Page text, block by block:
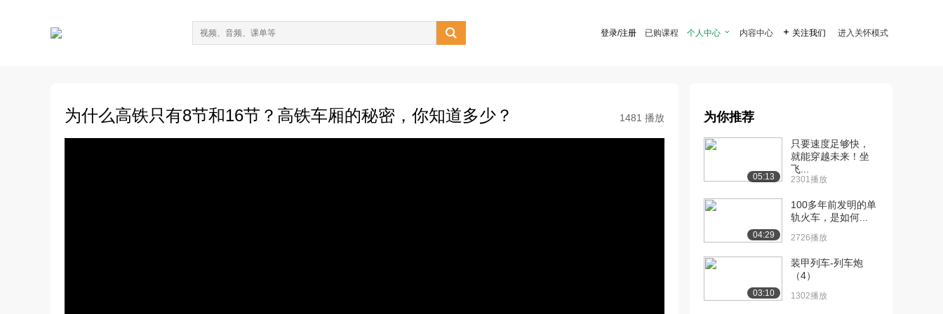
 登录/注册 已购课程 个人中心  内容中心  关注我们 进入关怀模式
为什么高铁只有8节和16节？高铁车厢的秘密，你知道多少？ 1481 播放 为你推荐
05:13
只要速度足够快，
就能穿越未来！坐
飞...
2301播放
04:29
100多年前发明的单
轨火车，是如何...
2726播放
03:10
装甲列车-列车炮
（4）
1302播放